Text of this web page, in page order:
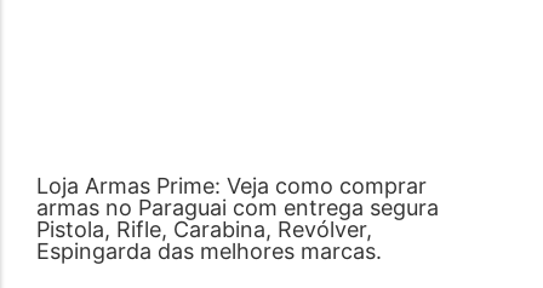
Loja Armas Prime: Veja como comprar
armas no Paraguai com entrega segura
Pistola, Rifle, Carabina, Revólver,
Espingarda das melhores marcas.